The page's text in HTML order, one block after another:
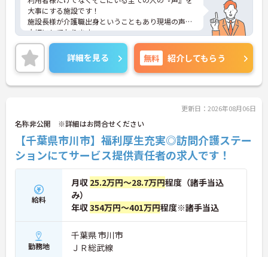
大事にする施設です！
施設長様が介護職出身ということもあり現場の声を
大切にしております。
働きやすいように職員送迎を行ったり、職員の負担
を減らすように入浴方法も4段階に分けたりなど
皆さんで作り上げていく環境があります！ご応募ぜ
ひお待ちしております。
詳細を見る 無料 紹介してもらう
更新日：2026年08月06日
名称非公開 ※詳細はお問合せください
【千葉県市川市】福利厚生充実◎訪問介護ステー
ションにてサービス提供責任者の求人です！
給料
月収 25.2万円～28.7万円程度（諸手当込
み）
年収354万円～401万円程度※諸手当込
勤務地
千葉県 市川市
ＪＲ総武線